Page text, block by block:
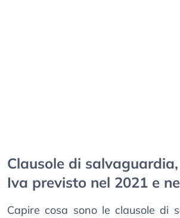
Clausole di
Iva previsto nel 2021 e
Capire cosa sono le clausole di